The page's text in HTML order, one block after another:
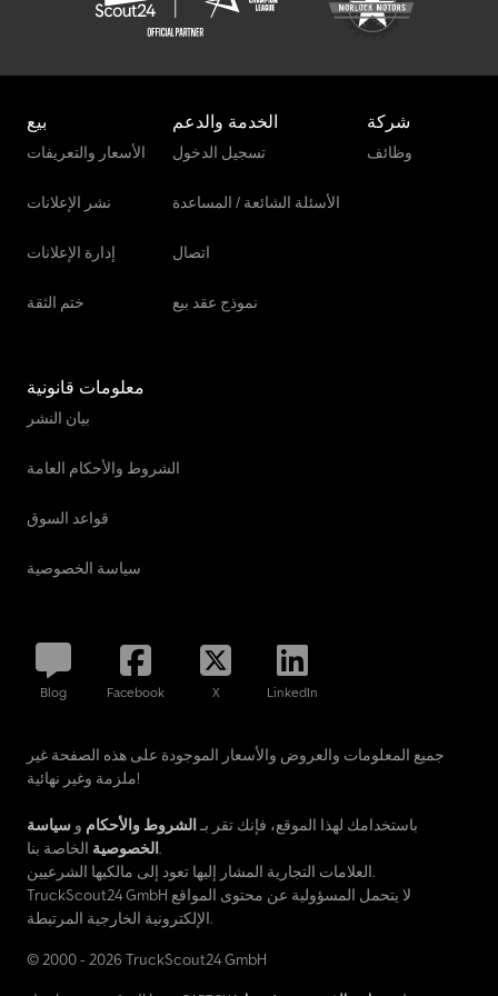
بيع
الأسعار والتعريفات
نشر الإعلانات
إدارة الإعلانات
ختم الثقة
الخدمة والدعم
تسجيل الدخول
الأسئلة الشائعة / المساعدة
اتصال
نموذج عقد بيع
شركة
وظائف
معلومات قانونية
بيان النشر
الشروط والأحكام العامة
قواعد السوق
سياسة الخصوصية
Blog Facebook X LinkedIn
جميع المعلومات والعروض والأسعار الموجودة على هذه الصفحة غير
ملزمة وغير نهائية!
باستخدامك لهذا الموقع، فإنك تقر بـ الشروط والأحكام و سياسة
الخصوصيةالخاصة بنا.
العلامات التجارية المشار إليها تعود إلى مالكيها الشرعيين.
TruckScout24 GmbH لا يتحمل المسؤولية عن محتوى المواقع
الإلكترونية الخارجية المرتبطة.
© 2000 - 2026 TruckScout24 GmbH